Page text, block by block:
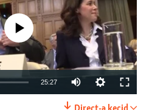
currently available
25:27